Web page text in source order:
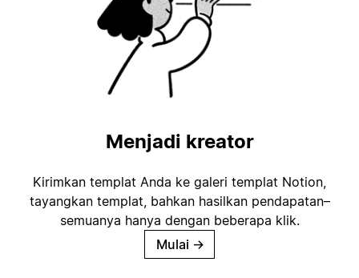
Menjadi kreator
Kirimkan templat Anda ke galeri templat Notion,
tayangkan templat, bahkan hasilkan pendapatan–
semuanya hanya dengan beberapa klik.
Mulai →